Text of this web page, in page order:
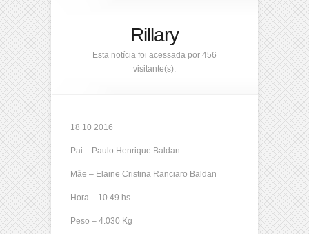
Rillary
Esta notícia foi acessada por 456
visitante(s).
18 10 2016
Pai – Paulo Henrique Baldan
Mãe – Elaine Cristina Ranciaro Baldan
Hora – 10.49 hs
Peso – 4.030 Kg